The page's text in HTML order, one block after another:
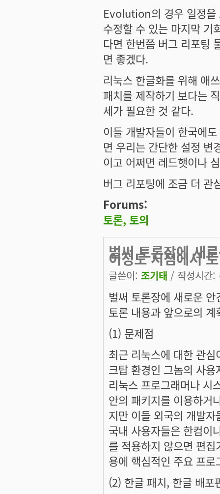
Evolution의 경우 일정을
수정할 수 있는 마지막 기
다면 한번쯤 버그 리포팅
면 좋겠다.
리눅스 한글화를 위해 애
패치를 제작하기 보다는
세가 필요한 것 같다.
이들 개발자들이 한국에
면 우리는 간단한 설정 변
이고 어쩌면 레드햇이나
버그 리포팅에 조금 더 관
Forums:
토론, 토의
벌써 토론장에 새
이정도 시점에서 토
글쓴이: 조기태 / 작성시간
벌써 토론장에 새로운
토론 내용과 앞으로의
(1) 문제점
최근 리눅스에 대한 관
크탑 환경인 그놈의 사
리눅스 프로그래머나 시
안의 패키지를 이용하거
지만 이들 외국의 개발
국내 사용자들은 한컴이
를 적용하지 않으면 편
용에 핵심적인 주요 프
(2) 한글 패치, 한글 배포